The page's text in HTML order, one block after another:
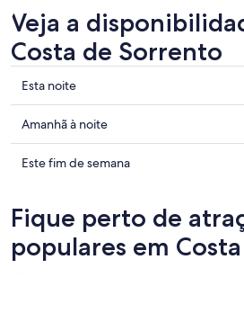
Veja a
Costa de Sorrento
Confira
os
preços
em
Costa
para
esta
noite,
Esta noite
Confira
os
preços
de
Sorrento
para
Amanhã à noite
Confira
em
Costa
de
Este fim de semana
Fique perto de
populares em